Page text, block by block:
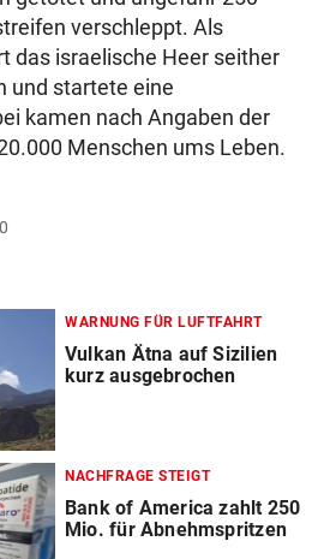
verschleppt. Als
das israelische Heer seither
und startete eine
kamen nach Angaben der
Menschen ums Leben.
WARNUNG FÜR LUFTFAHRT
Vulkan Ätna auf Sizilien
kurz ausgebrochen
NACHFRAGE STEIGT
Bank of America zahlt 250
Mio. für Abnehmspritzen